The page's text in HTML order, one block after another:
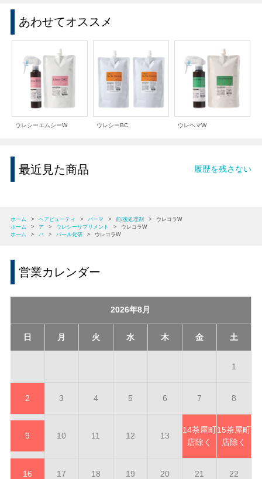
あわせてオススメ
ウレシーエムシーW ウレシーBC ウレヘマW
最近見た商品 履歴を残さない
ホーム > ヘアビューティ > パーマ > 前/後処理剤 >
ウレコラW
ホーム
> ア > ウレシーサプリメント >
ウレコラW
ホーム
> ハ > パール化研 > ウレコラW
営業カレンダー
2026年8月
日 月 火 水 木 金 土
1
2 3 4 5 6 7 8
9 10 11 12 13
14茶屋町
店除く
15茶屋町
店除く
16 17 18 19 20 21 22